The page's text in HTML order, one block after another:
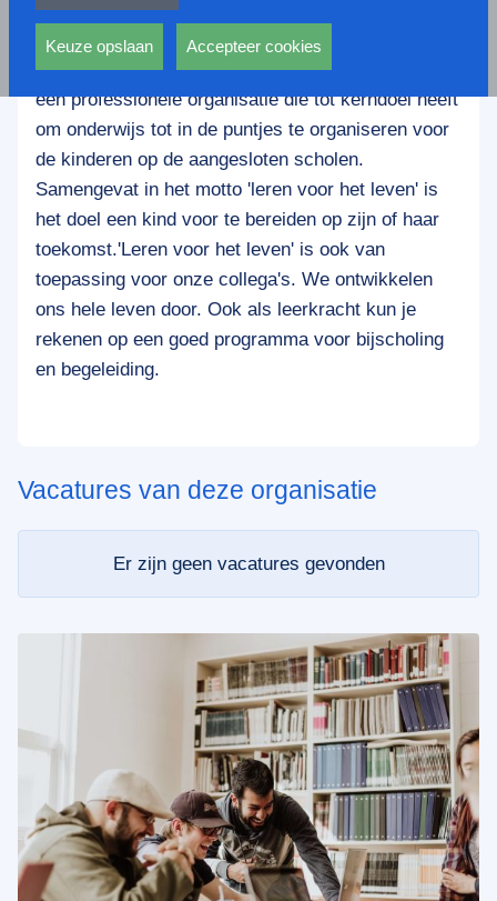
Educatis staat voor uitdagend onderwijs voor alle
leerlingen, gekenmerkt door respect, veiligheid,
verantwoordelijkheid en effectiviteit. Educatis is
een professionele organisatie die tot kerndoel heeft
om onderwijs tot in de puntjes te organiseren voor
de kinderen op de aangesloten scholen.
Samengevat in het motto 'leren voor het leven' is
het doel een kind voor te bereiden op zijn of haar
toekomst.'Leren voor het leven' is ook van
toepassing voor onze collega's. We ontwikkelen
ons hele leven door. Ook als leerkracht kun je
rekenen op een goed programma voor bijscholing
en begeleiding.
Vacatures van deze organisatie
Er zijn geen vacatures gevonden
andere wordt voorkomen dat dezelfde advertentie
voortdurend verschijnt.
Keuze opslaan Accepteer cookies